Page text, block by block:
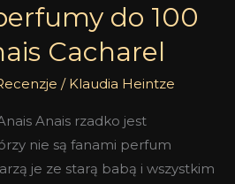
do 100
Cacharel
/ Klaudia Heintze
Anais rzadko jest
nie są fanami perfum
je ze starą babą i wszystkim